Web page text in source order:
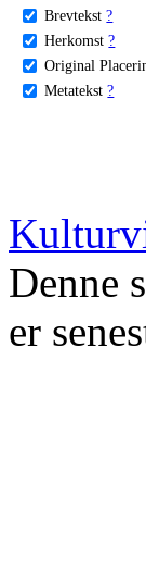
Brevtekst ?
Herkomst ?
Original
Metatekst ?
Denne
er